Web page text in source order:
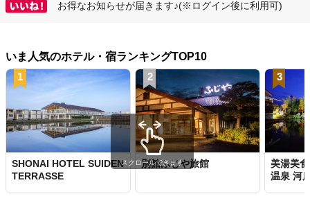
お得なお知らせが届きます♪(※ログイン後に利用可)
いま人気のホテル・宿ランキングTOP10
1
SHONAI HOTEL SUIDEN
TERRASSE
2
別館ふじや旅館
3
美湯美
温泉 河
スクロールできます